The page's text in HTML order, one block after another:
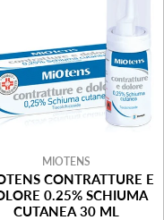
MIOTENS
CONTRATTURE E
0.25% SCHIUMA
CUTANEA 30 ML